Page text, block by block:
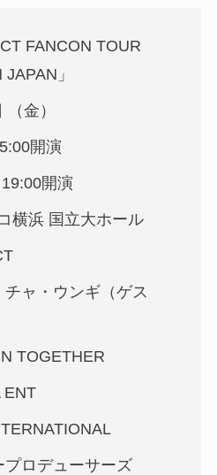
FANCON TOUR
」
金）
開演
開演
横浜 国立大ホール
ャ・ウンギ（ゲス
TOGETHER
ENT
ロデューサーズ